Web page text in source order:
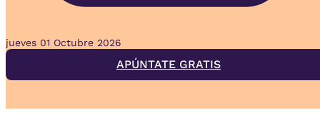
jueves 01 Octubre 2026
APÚNTATE GRATIS